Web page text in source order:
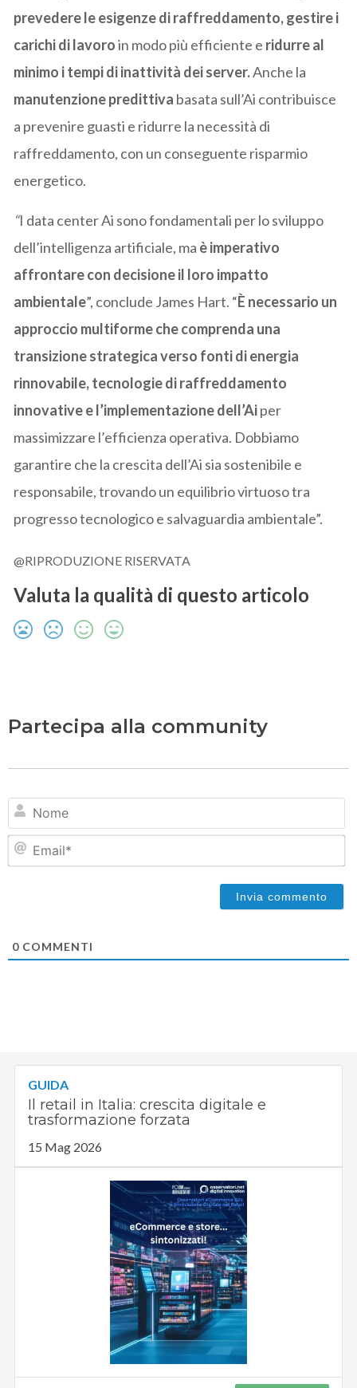
prevedere le esigenze di raffreddamento, gestire i
carichi di lavoroin modo più efficiente e ridurre al
minimo i tempi di inattività dei server.Anche la
manutenzione predittiva basata sull’Ai contribuisce
a prevenire guasti e ridurre la necessità di
raffreddamento, con un conseguente risparmio
energetico.
“I data center Ai sono fondamentali per lo sviluppo
dell’intelligenza artificiale, ma è imperativo
affrontare con decisione il loro impatto
ambientale”, conclude James Hart. “È necessario un
approccio multiforme che comprenda una
transizione strategica verso fonti di energia
rinnovabile, tecnologie di raffreddamento
innovative e l’implementazione dell’Aiper
massimizzare l’efficienza operativa. Dobbiamo
garantire che la crescita dell’Ai sia sostenibile e
responsabile, trovando un equilibrio virtuoso tra
progresso tecnologico e salvaguardia ambientale”.
@RIPRODUZIONE RISERVATA
Valuta la qualità di questo articolo
Partecipa alla community
0 COMMENTI
GUIDA
Il retail in Italia: crescita digitale e
trasformazione forzata
15 Mag 2026